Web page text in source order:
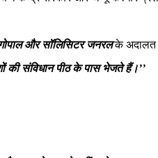
और सॉलिसिटर जनरलके अदालत
की संविधान पीठ के पास भेजते हैं।’’